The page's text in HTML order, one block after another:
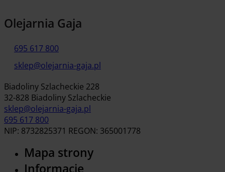
Olejarnia Gaja
695 617 800
sklep@olejarnia-gaja.pl
Biadoliny Szlacheckie 228
32-828 Biadoliny Szlacheckie
sklep@olejarnia-gaja.pl
695 617 800
NIP: 8732825371 REGON: 365001778
Mapa strony
Informacje